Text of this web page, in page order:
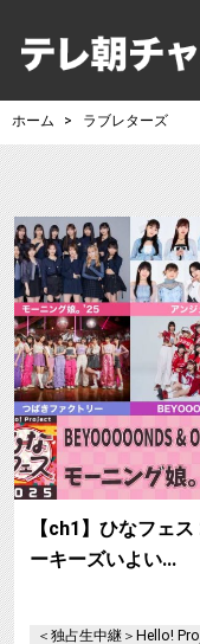
ホーム ラブレターズ
【ch1】ひなフェ
ーキーズいよい…
＜独占生中継＞Hello!